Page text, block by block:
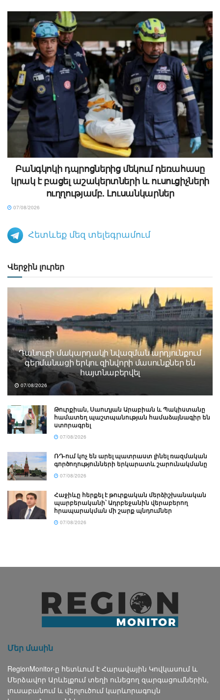
Բանգկոկի դպրոցներից մեկում դեռահասը
կրակ է բացել աշակերտների և ուսուցիչների
ուղղությամբ. Լուսանկարներ
07/08/2026
Հետևեք մեզ տելեգրամում
Վերջին լուրեր
Դանուբի մակարդակի նվազման արդյունքում
գերմանացի երկու զինվորի մասունքներ են
հայտնաբերվել
07/08/2026
Թուրքիան, Սաուդյան Արաբիան և Պակիստանը
համատեղ պաշտպանության համաձայնագիր են
ստորագրել
07/08/2026
ՌԴ-ում կոչ են արել պատրաստ լինել ռազմական
գործողությունների երկարատև շարունակմանը
07/08/2026
Հաջիևը հերքել է թուրքական մերձիշխանական
պարբերականի՝ Ադրբեջանին վերաբերող
հրապարակման մի շարք պնդումներ
07/08/2026
Մեր մասին
RegionMonitor-ը հետևում է Հարավային Կովկասում և
Մերձավոր Արևելքում տեղի ունեցող զարգացումներին,
լուսաբանում և վերլուծում կարևորագույն